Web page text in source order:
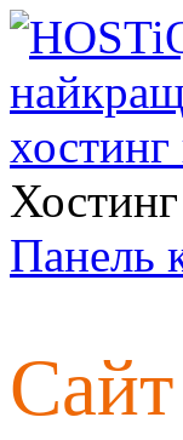
Панель